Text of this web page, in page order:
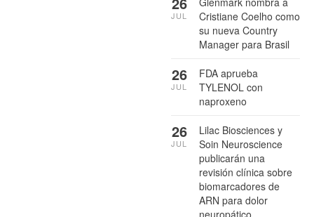
Cristiane Coelho como
su nueva Country
Manager para Brasil
JUL
FDA aprueba
TYLENOL con
naproxeno
26
JUL
Lilac Biosciences y
Soin Neuroscience
publicarán una
revisión clínica sobre
biomarcadores de
ARN para dolor
neuropático
26
JUL